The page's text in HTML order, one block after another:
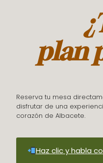
plan
Reserva tu mesa
disfrutar de una
corazón de Albacete.
Haz clic y habla